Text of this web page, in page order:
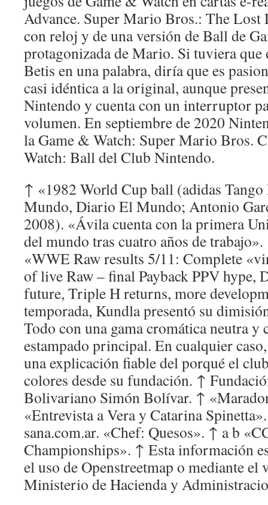
Advance. Super Mario Bros.: The Lost
con reloj y de una versión de Ball de
protagonizada de Mario. Si tuviera
Betis en una palabra, diría que es
casi idéntica a la original, aunque
Nintendo y cuenta con un interruptor
volumen. En septiembre de 2020
la Game & Watch: Super Mario Bros.
Watch: Ball del Club Nintendo.
↑ «1982 World Cup ball (adidas
Mundo, Diario El Mundo; Antonio
2008). «Ávila cuenta con la primera
del mundo tras cuatro años de
«WWE Raw results 5/11: Complete
of live Raw – final Payback PPV hype,
future, Triple H returns, more
temporada, Kundla presentó su
Todo con una gama cromática neutra y
estampado principal. En cualquier
una explicación fiable del porqué el
colores desde su fundación. ↑
Bolivariano Simón Bolívar. ↑
«Entrevista a Vera y Catarina
sana.com.ar. «Chef: Quesos». ↑ a b
Championships». ↑ Esta información
el uso de Openstreetmap o mediante el
Ministerio de Hacienda y